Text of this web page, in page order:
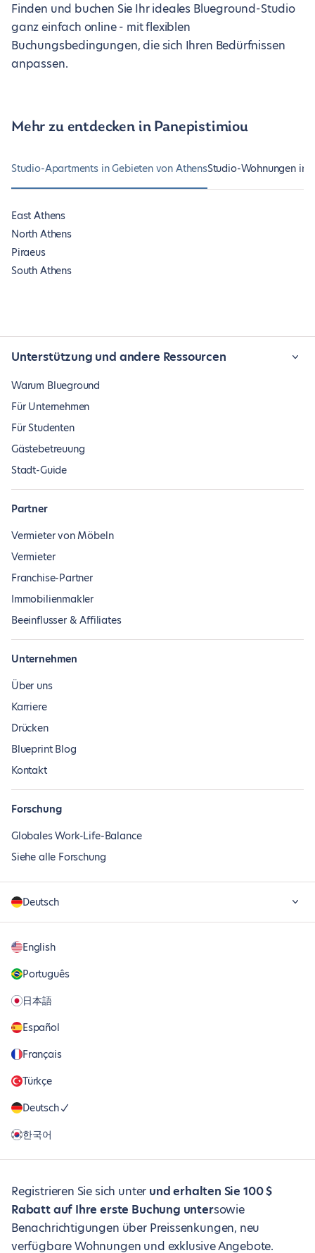
Finden und buchen Sie Ihr ideales Blueground-Studio
ganz einfach online - mit flexiblen
Buchungsbedingungen, die sich Ihren Bedürfnissen
anpassen.
Mehr zu entdecken in Panepistimiou
Studio-Apartments in Gebieten von AthensStudio-Wohnungen in
East Athens
North Athens
Piraeus
South Athens
Unterstützung und andere Ressourcen
Warum Blueground
Für Unternehmen
Für Studenten
Gästebetreuung
Stadt-Guide
Partner
Vermieter von Möbeln
Vermieter
Franchise-Partner
Immobilienmakler
Beeinflusser & Affiliates
Unternehmen
Über uns
Karriere
Drücken
Blueprint Blog
Kontakt
Forschung
Globales Work-Life-Balance
Siehe alle Forschung
Deutsch
English
Português
日本語
Español
Français
Türkçe
Deutsch
한국어
Registrieren Sie sich unter und erhalten Sie 100 $
Rabatt auf Ihre erste Buchung untersowie
Benachrichtigungen über Preissenkungen, neu
verfügbare Wohnungen und exklusive Angebote.